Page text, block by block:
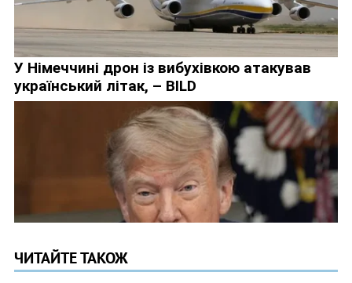
ЧИТАЙТЕ ТАКОЖ